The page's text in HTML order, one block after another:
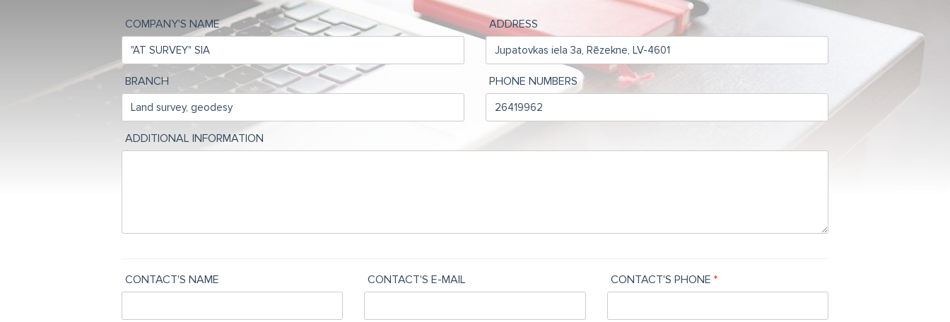
COMPANY'S NAME ADDRESS
BRANCH PHONE NUMBERS
ADDITIONAL INFORMATION
CONTACT'S NAME CONTACT'S E-MAIL CONTACT'S PHONE